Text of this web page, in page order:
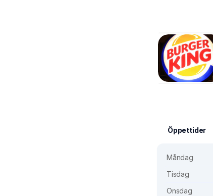
Öppettider
Måndag
Tisdag
Onsdag